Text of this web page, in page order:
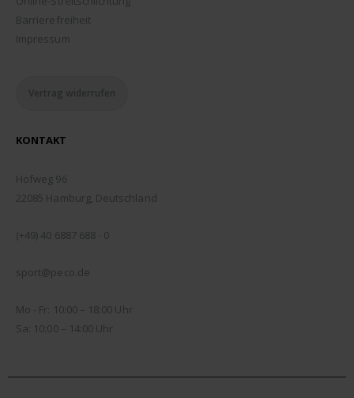
Barrierefreiheit
Impressum
Vertrag widerrufen
KONTAKT
Hofweg 96
22085 Hamburg, Deutschland
(+49) 40 6887 688 - 0
sport@peco.de
Mo - Fr: 10:00 – 18:00 Uhr
Sa: 10:00 – 14:00 Uhr